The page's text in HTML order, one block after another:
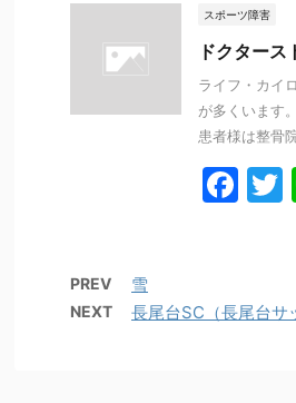
e
b
o
o
k
スポーツ障害
ドクタース
ライフ・カイ
が多くいます
患者様は整骨
F
b
PREV 雪
NEXT 長尾台SC（長尾台サ